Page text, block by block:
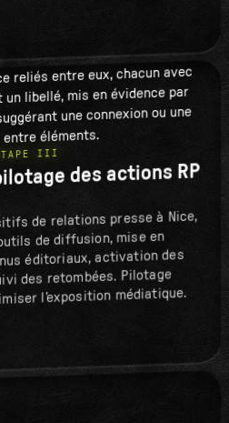
III
des actions RP
de relations presse à Nice,
de diffusion, mise en
éditoriaux, activation des
des retombées. Pilotage
l’exposition médiatique.